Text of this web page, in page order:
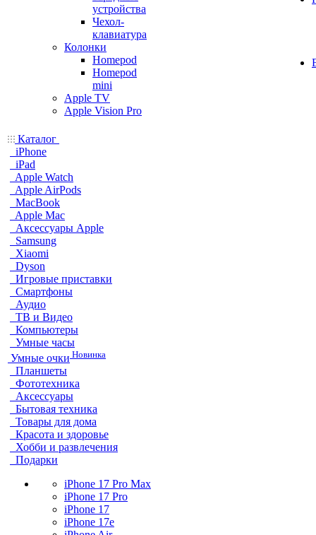
устройства
Чехол-
клавиатура
Колонки
Homepod
Homepod
mini
Apple TV
Apple Vision Pro
Каталог
iPhone
iPad
Apple Watch
Apple AirPods
MacBook
Apple Mac
Аксессуары Apple
Samsung
Xiaomi
Dyson
Игровые приставки
Смартфоны
Аудио
ТВ и Видео
Компьютеры
Умные часы
Умные очки Новинка
Планшеты
Фототехника
Аксессуары
Бытовая техника
Товары для дома
Красота и здоровье
Хобби и развлечения
Подарки
iPhone 17 Pro Max
iPhone 17 Pro
iPhone 17
iPhone 17e